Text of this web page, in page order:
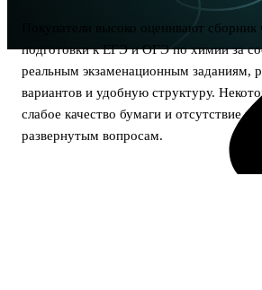
Покупатели высоко оценивают
подготовки к ЕГЭ и ОГЭ по химии за
реальным экзаменационным заданиям,
вариантов и удобную структуру.
слабое качество бумаги и отсутствие
развернутым вопросам.